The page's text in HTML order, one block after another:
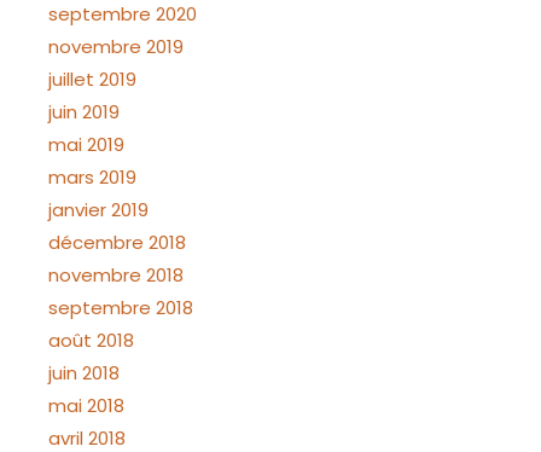
septembre 2020
novembre 2019
juillet 2019
juin 2019
mai 2019
mars 2019
janvier 2019
décembre 2018
novembre 2018
septembre 2018
août 2018
juin 2018
mai 2018
avril 2018